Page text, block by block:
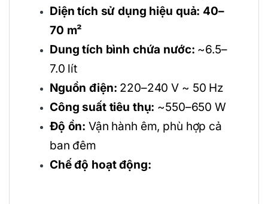
Diện tích sử dụng hiệu quả: 40–
70 m²
Dung tích bình chứa nước: ~6.5–
7.0 lít
Nguồn điện: 220–240 V ~ 50 Hz
Công suất tiêu thụ: ~550–650 W
Độ ồn: Vận hành êm, phù hợp cả
ban đêm
Chế độ hoạt động: